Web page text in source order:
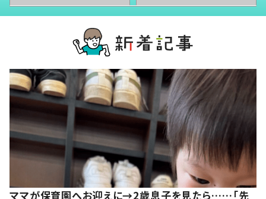
ママが保育園へお迎えに→2歳息子を見たら……「先